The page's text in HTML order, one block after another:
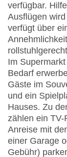
verfügbar.
Ausflügen
verfügt über
Im
Bedarf
Gäste im
und ein
Hauses. Zu
zählen ein
Anreise mit
einer Garage
Gebühr)